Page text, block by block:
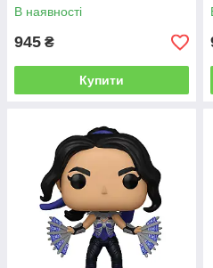
В наявності
945 ₴
Купити